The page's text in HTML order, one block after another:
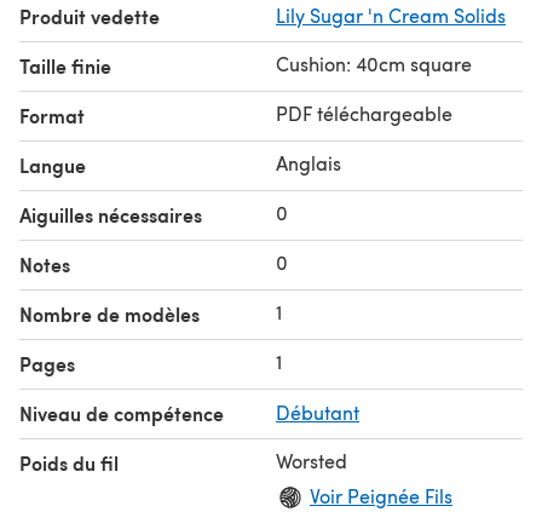
Produit vedette Lily Sugar 'n Cream Solids
Taille finie Cushion: 40cm square
Format PDF téléchargeable
Langue Anglais
Aiguilles nécessaires 0
Notes 0
Nombre de modèles 1
Pages 1
Niveau de compétence Débutant
Poids du fil
Worsted
Voir Peignée Fils